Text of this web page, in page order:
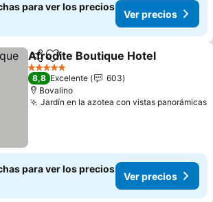
para ver los precios
Ver precios
CompartirAñadir a favoritos
Afrodite Boutique Hotel
5 Estrellas
8,8 Excelente
603
Bovalino
Jardín en la azotea con vistas panorámicas
para ver los precios
Ver precios